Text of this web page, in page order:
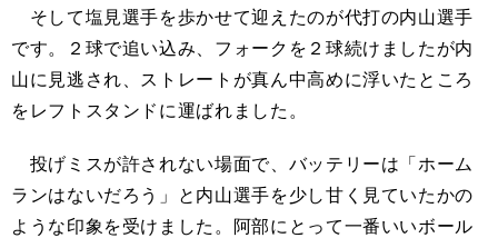
そして塩見選手を歩かせて迎えたのが代打の内山選手
です。２球で追い込み、フォークを２球続けましたが内
山に見逃され、ストレートが真ん中高めに浮いたところ
をレフトスタンドに運ばれました。
投げミスが許されない場面で、バッテリーは「ホーム
ランはないだろう」と内山選手を少し甘く見ていたかの
ような印象を受けました。阿部にとって一番いいボール